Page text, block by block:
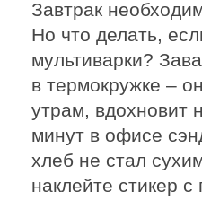
Завтрак
Но что делать,
мультиварки?
в термокружке –
утрам, вдохновит
минут в офисе
хлеб не стал
наклейте стикер с